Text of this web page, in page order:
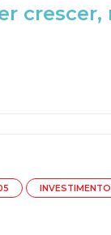
INVESTIMENTO